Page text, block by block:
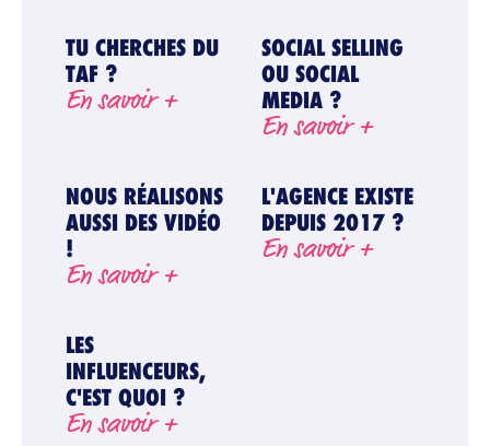
TU CHERCHES DU
TAF ?
En savoir +
SOCIAL SELLING
OU SOCIAL
MEDIA ?
En savoir +
NOUS RÉALISONS
AUSSI DES VIDÉO
!
En savoir +
L'AGENCE EXISTE
DEPUIS 2017 ?
En savoir +
LES
INFLUENCEURS,
C'EST QUOI ?
En savoir +